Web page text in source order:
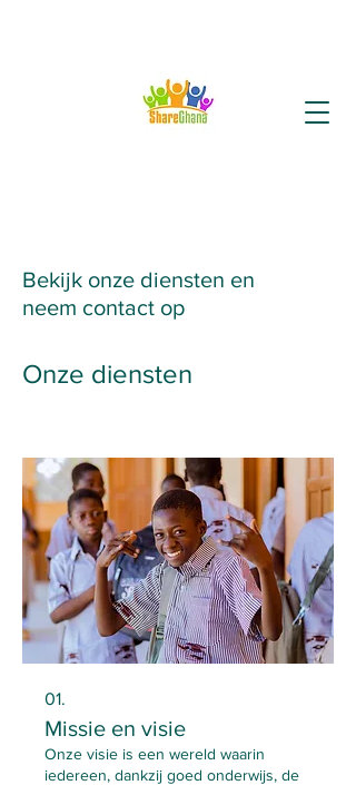
Bekijk onze diensten en
neem contact op
Onze diensten
01.
Missie en visie
Onze visie is een wereld waarin
iedereen, dankzij goed onderwijs, de